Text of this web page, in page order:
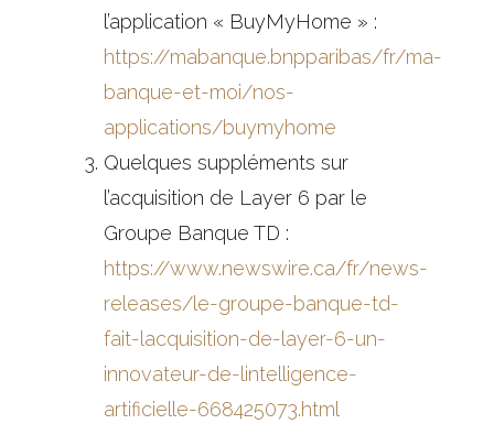
l’application « BuyMyHome » :
https://mabanque.bnpparibas/fr/ma-
banque-et-moi/nos-
applications/buymyhome
Quelques suppléments sur
l’acquisition de Layer 6 par le
Groupe Banque TD :
https://www.newswire.ca/fr/news-
releases/le-groupe-banque-td-
fait-lacquisition-de-layer-6-un-
innovateur-de-lintelligence-
artificielle-668425073.html